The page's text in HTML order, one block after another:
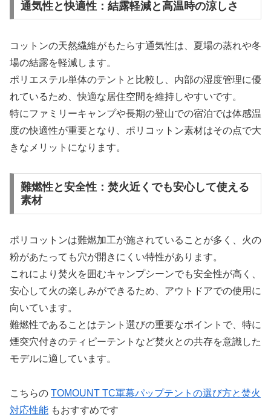
通気性と快適性：結露軽減と高温時の涼しさ
コットンの天然繊維がもたらす通気性は、夏場の蒸れや冬
場の結露を軽減します。
ポリエステル単体のテントと比較し、内部の湿度管理に優
れているため、快適な居住空間を維持しやすいです。
特にファミリーキャンプや長期の登山での宿泊では体感温
度の快適性が重要となり、ポリコットン素材はその点で大
きなメリットになります。
難燃性と安全性：焚火近くでも安心して使える
素材
ポリコットンは難燃加工が施されていることが多く、火の
粉があたっても穴が開きにくい特性があります。
これにより焚火を囲むキャンプシーンでも安全性が高く、
安心して火の楽しみができるため、アウトドアでの使用に
向いています。
難燃性であることはテント選びの重要なポイントで、特に
煙突穴付きのティピーテントなど焚火との共存を意識した
モデルに適しています。
こちらの TOMOUNT TC軍幕パップテントの選び方と焚火
対応性能 もおすすめです